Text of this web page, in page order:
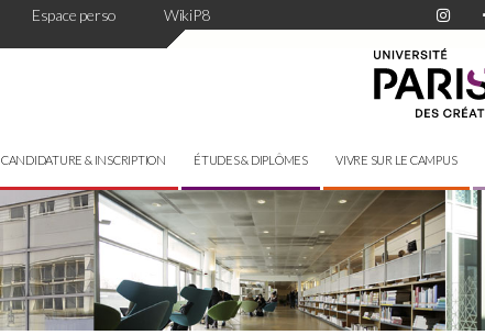
Espace perso WikiP8
CANDIDATURE & INSCRIPTION ÉTUDES & DIPLÔMES VIVRE SUR LE CAMPUS